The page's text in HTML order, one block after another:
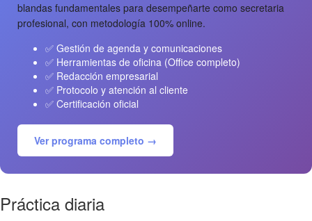
blandas fundamentales para desempeñarte como secretaria
profesional, con metodología 100% online.
✅ Gestión de agenda y comunicaciones
✅ Herramientas de oficina (Office completo)
✅ Redacción empresarial
✅ Protocolo y atención al cliente
✅ Certificación oficial
Ver programa completo →
Práctica diaria